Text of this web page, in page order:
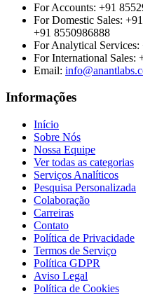
For Accounts: +91
For Domestic Sales:
+91 8550986888
For Analytical Services:
For International Sales:
Email:
Informações
Início
Sobre Nós
Nossa Equipe
Ver todas as categorias
Serviços Analíticos
Pesquisa Personalizada
Colaboração
Carreiras
Contato
Política de Privacidade
Termos de Serviço
Política GDPR
Aviso Legal
Política de Cookies